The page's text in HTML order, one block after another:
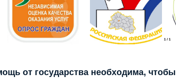
1 / 1
от государства необходима, чтобы